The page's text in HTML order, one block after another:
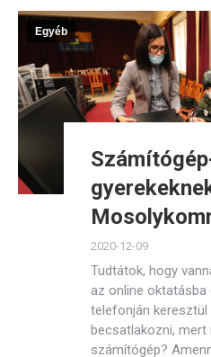
Egyéb
2020-12-09
Tudtátok, hogy
az online oktatásba
telefonján keresztül
becsatlakozni,
számítógép?